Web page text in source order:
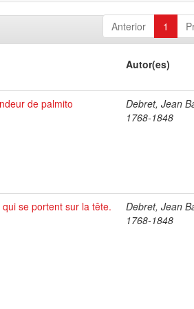
Anterior 1
Autor(es)
de palmito
Debret, Jean
1768-1848
se portent sur la tête.
Debret, Jean
1768-1848